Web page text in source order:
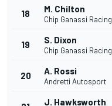
18 M. Chilton
Chip Ganassi Racing
19 S. Dixon
Chip Ganassi Racing
20 A. Rossi
Andretti Autosport
J. Hawksworth